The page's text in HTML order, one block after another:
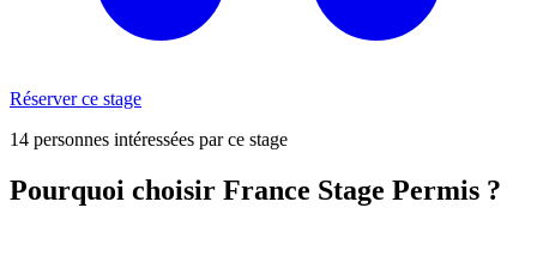
Réserver ce stage
14 personnes intéressées par ce stage
Pourquoi choisir France Stage Permis ?